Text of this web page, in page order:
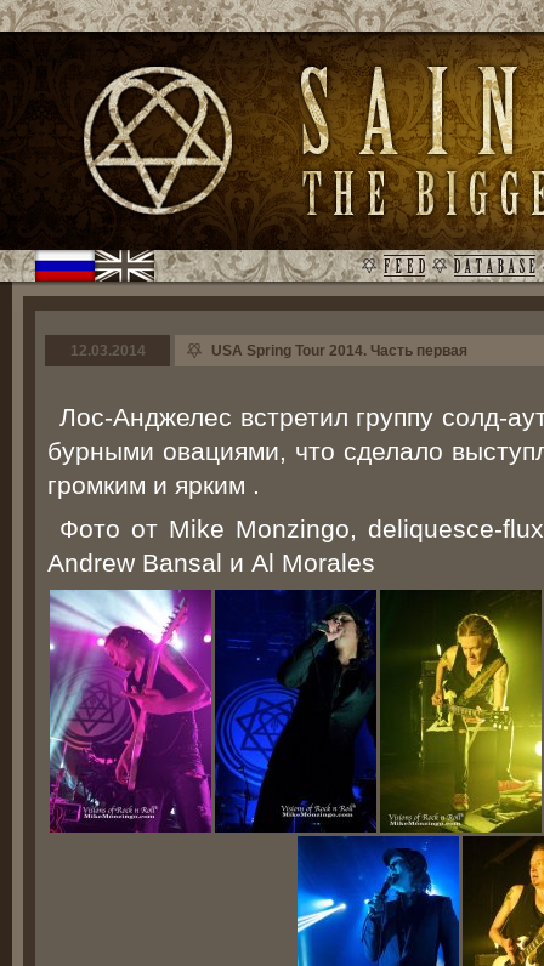
12.03.2014 USA Spring Tour 2014. Часть первая
Лос-Анджелес встретил группу солд-
бурными овациями, что сделало
громким и ярким .
Фото от Mike Monzingo, deliquesce-
Andrew Bansal и Al Morales